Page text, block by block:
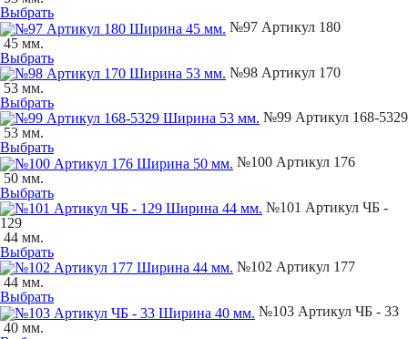
Выбрать
№97 Артикул 180
45 мм.
Выбрать
№98 Артикул 170
53 мм.
Выбрать
№99 Артикул 168-5329
53 мм.
Выбрать
№100 Артикул 176
50 мм.
Выбрать
№101 Артикул ЧБ -
129
44 мм.
Выбрать
№102 Артикул 177
44 мм.
Выбрать
№103 Артикул ЧБ - 33
40 мм.